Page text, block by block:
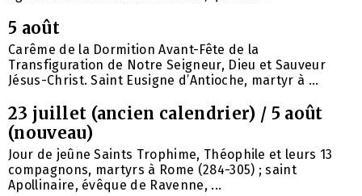
5 août
Carême de la Dormition Avant-Fête de la
Transfiguration de Notre Seigneur, Dieu et Sauveur
Jésus-Christ. Saint Eusigne d’Antioche, martyr à ...
23 juillet (ancien calendrier) / 5 août
(nouveau)
Jour de jeûne Saints Trophime, Théophile et leurs 13
compagnons, martyrs à Rome (284-305) ; saint
Apollinaire, évêque de Ravenne, ...